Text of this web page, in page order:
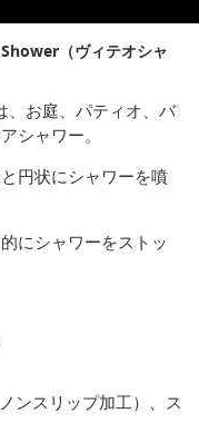
（ヴィテオシャ
、お庭、パティオ、バ
シャワー。
円状にシャワーを噴
にシャワーをストッ
ンスリップ加工）、ス